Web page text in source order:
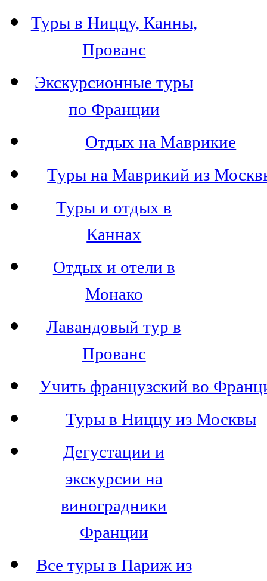
Туры в Ниццу, Канны,
Прованс
Экскурсионные туры
по Франции
Отдых на Маврикие
Туры на Маврикий из
Туры и отдых в
Каннах
Отдых и отели в
Монако
Лавандовый тур в
Прованс
Учить французский во
Туры в Ниццу из Москвы
Дегустации и
экскурсии на
виноградники
Франции
Все туры в Париж из